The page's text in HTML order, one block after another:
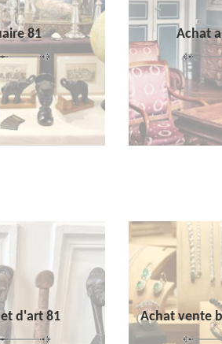
81 Achat
d'art 81 Achat vente